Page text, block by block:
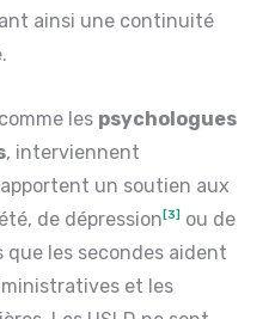
ainsi une continuité
les psychologues
, interviennent
un soutien aux
de dépression [3] ou de
les secondes aident
et les